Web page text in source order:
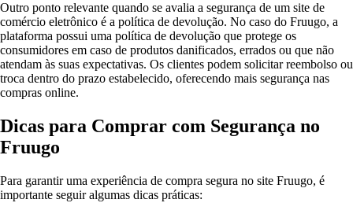
Outro ponto relevante quando se avalia a segurança de um site de
comércio eletrônico é a política de devolução. No caso do Fruugo, a
plataforma possui uma política de devolução que protege os
consumidores em caso de produtos danificados, errados ou que não
atendam às suas expectativas. Os clientes podem solicitar reembolso ou
troca dentro do prazo estabelecido, oferecendo mais segurança nas
compras online.
Dicas para Comprar com Segurança no
Fruugo
Para garantir uma experiência de compra segura no site Fruugo, é
importante seguir algumas dicas práticas: